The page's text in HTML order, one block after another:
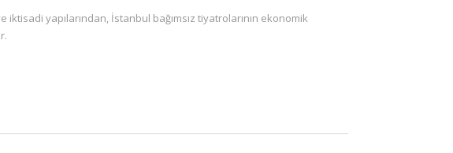
iktisadi yapılarından, İstanbul bağımsız tiyatrolarının ekonomik